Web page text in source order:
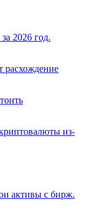
2026 год.
расхождение
из-
активы с бирж.